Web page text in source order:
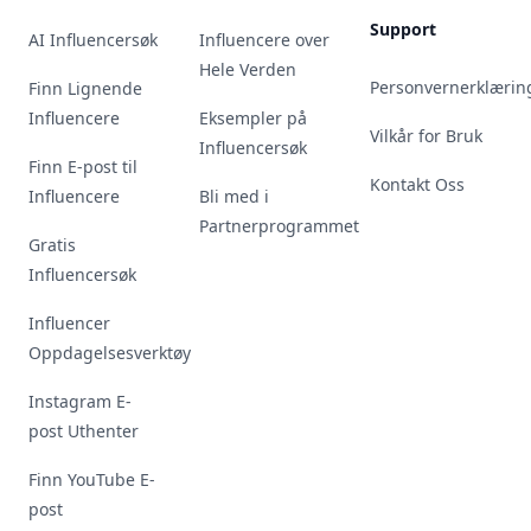
AI Influencersøk
Finn Lignende
Influencere
Finn E-post til
Influencere
Gratis
Influencersøk
Influencer
Oppdagelsesverktøy
Instagram E-
post Uthenter
Finn YouTube E-
post
Influencere over
Hele Verden
Eksempler på
Influencersøk
Bli med i
Partnerprogrammet
Support
Vilkår for Bruk
Kontakt Oss